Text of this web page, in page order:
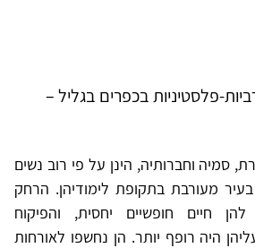
פלסטיניות בכפרים בגליל –
סמיה וחברותיה, הינן על פי רוב נשים
בעיר מעורבת בתקופת לימודיהן. הרחק
חיים חופשיים יחסית, והפיקוח
היה רופף יותר. הן נחשפו לאורחות